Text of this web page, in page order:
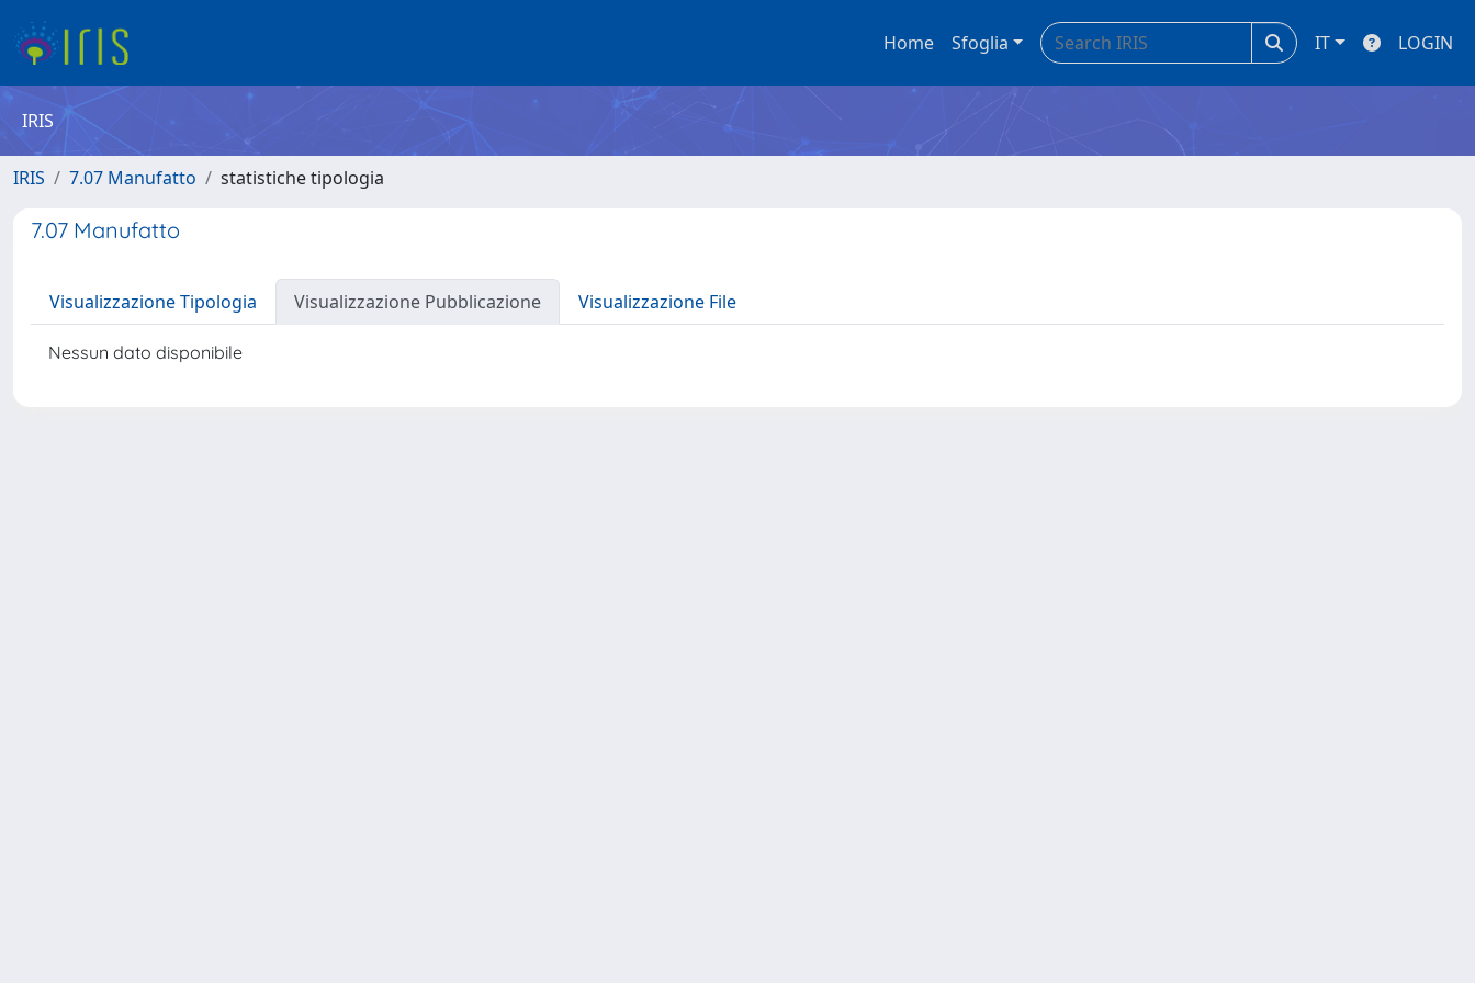
Home Sfoglia IT LOGIN
IRIS
IRIS 7.07 Manufatto statistiche tipologia
7.07 Manufatto
Visualizzazione Tipologia Visualizzazione Pubblicazione Visualizzazione File
Nessun dato disponibile